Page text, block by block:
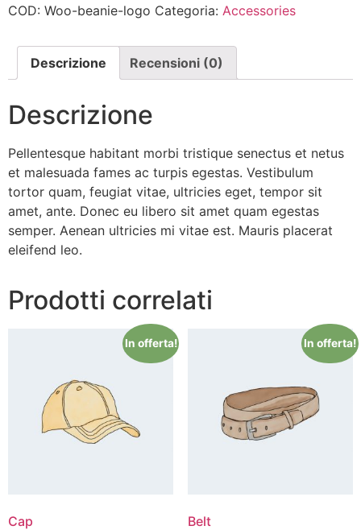
COD: Woo-beanie-logo Categoria: Accessories
Descrizione Recensioni (0)
Descrizione
Pellentesque habitant morbi tristique senectus et netus
et malesuada fames ac turpis egestas. Vestibulum
tortor quam, feugiat vitae, ultricies eget, tempor sit
amet, ante. Donec eu libero sit amet quam egestas
semper. Aenean ultricies mi vitae est. Mauris placerat
eleifend leo.
Prodotti correlati
In offerta!
Cap
In offerta!
Belt